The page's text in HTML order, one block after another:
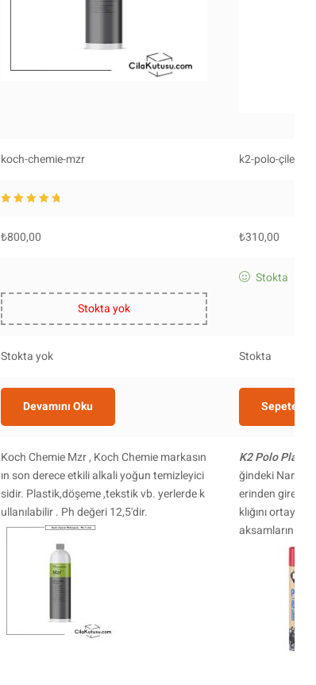
koch-chemie-mzr k2-polo-çilek
₺800,00 ₺310,00
Stokta yok
Stokta
Stokta yok Stokta
Devamını Oku Sepete
Koch Chemie Mzr , Koch Chemie markasın
ın son derece etkili alkali yoğun temizleyici
sidir. Plastik,döşeme ,tekstik vb. yerlerde k
ullanılabilir . Ph değeri 12,5'dir.
K2 Polo
ğindeki
erinden girerek
klığını ortaya
aksamlarını